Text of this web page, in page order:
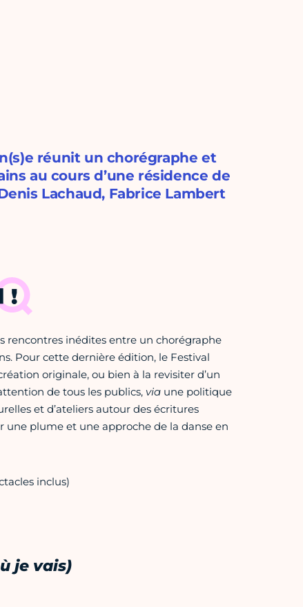
réunit un chorégraphe et
au cours d’une résidence de
Lachaud, Fabrice Lambert
!
rencontres inédites entre un chorégraphe
Pour cette dernière édition, le Festival
originale, ou bien à la revisiter d’un
de tous les publics, viaune politique
et d’ateliers autour des écritures
plume et une approche de la danse en
inclus)
je vais)